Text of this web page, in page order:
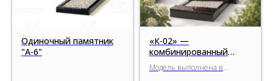
Одиночный памятник
"А-6"
«К-02» —
комбинированный
гранитный комплекс
лаконичной формы
Модель выполнена в